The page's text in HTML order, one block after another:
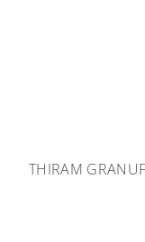
THIRAM